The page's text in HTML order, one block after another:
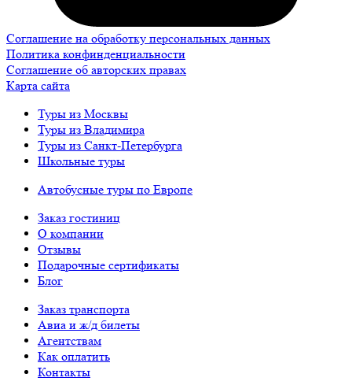
Соглашение на обработку персональных данных
Политика конфинденциальности
Соглашение об авторских правах
Карта сайта
Туры из Москвы
Туры из Владимира
Туры из Санкт-Петербурга
Школьные туры
Автобусные туры по Европе
Заказ гостиниц
О компании
Отзывы
Подарочные сертификаты
Блог
Заказ транспорта
Авиа и ж/д билеты
Агентствам
Как оплатить
Контакты